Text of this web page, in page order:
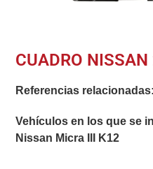
CUADRO
Referencias relacionadas:
Vehículos en los que se
Nissan Micra III K12